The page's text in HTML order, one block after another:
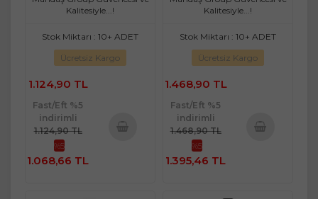
Kalitesiyle...!
Stok Miktarı : 10+ ADET
Ücretsiz Kargo
1.124,90 TL
Fast/Eft %5
indirimli
1.124,90 TL
%5
1.068,66 TL
Kalitesiyle...!
Stok Miktarı : 10+ ADET
Ücretsiz Kargo
1.468,90 TL
Fast/Eft %5
indirimli
1.468,90 TL
%5
1.395,46 TL